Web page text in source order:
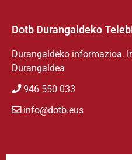
Dotb Durangaldeko
Durangaldeko informazioa.
Durangaldea
946 550 033
info@dotb.eus